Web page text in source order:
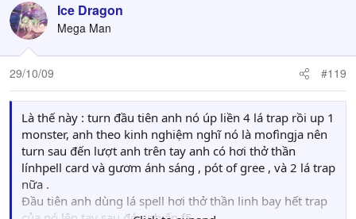
Ice Dragon
Mega Man
29/10/09 #119
Là thế này : turn đầu tiên anh nó úp liền 4 lá trap rồi up 1
monster, anh theo kinh nghiệm nghĩ nó là mofìngja nên
turn sau đến lượt anh trên tay anh có hơi thở thần
línhpell card và gươm ánh sáng , pót of gree , và 2 lá trap
nữa .
Đầu tiên anh dùng lá spell hơi thở thần linh bay hết trap